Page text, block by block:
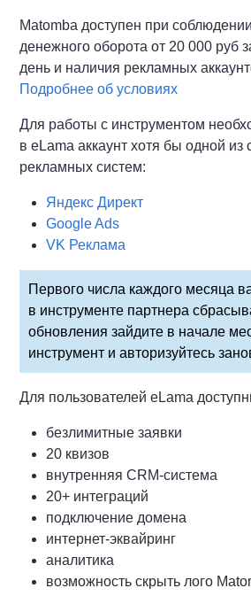
Matomba доступен при
денежного оборота от 20 000 руб
день и наличия рекламных
Подробнее об условиях
Для работы с инструментом
в eLama аккаунт хотя бы одной
рекламных систем:
Яндекс Директ
Google Ads
VK Реклама
Первого числа каждого месяца
в инструменте партнера
обновления зайдите в начале
инструмент и авторизуйтесь
Для пользователей eLama
безлимитные заявки
20 квизов
внутренняя CRM-система
20+ интеграций
подключение домена
интернет-эквайринг
аналитика
возможность скрыть лого